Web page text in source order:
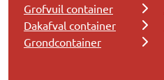
Grofvuil container
Dakafval container
Grondcontainer